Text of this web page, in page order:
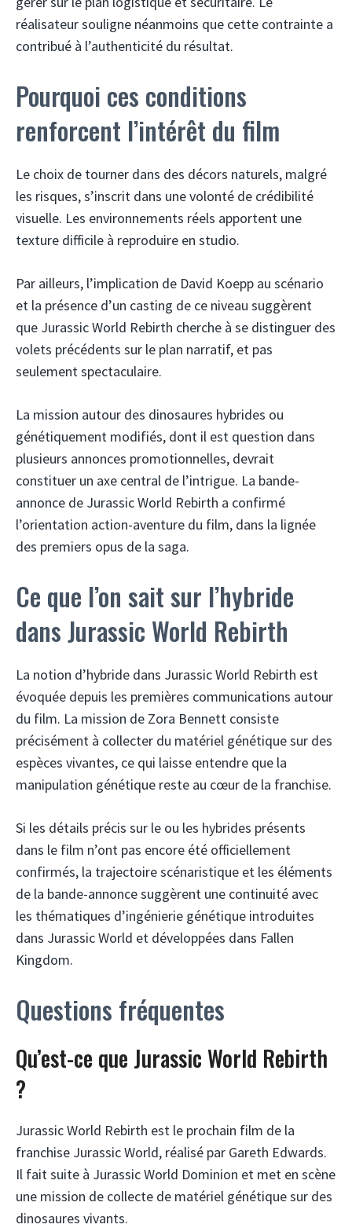
réalisateur souligne néanmoins que cette contrainte a
contribué à l’authenticité du résultat.
Pourquoi ces conditions
renforcent l’intérêt du film
Le choix de tourner dans des décors naturels, malgré
les risques, s’inscrit dans une volonté de crédibilité
visuelle. Les environnements réels apportent une
texture difficile à reproduire en studio.
Par ailleurs, l’implication de David Koepp au scénario
et la présence d’un casting de ce niveau suggèrent
que Jurassic World Rebirth cherche à se distinguer des
volets précédents sur le plan narratif, et pas
seulement spectaculaire.
La mission autour des dinosaures hybrides ou
génétiquement modifiés, dont il est question dans
plusieurs annonces promotionnelles, devrait
constituer un axe central de l’intrigue. La bande-
annonce de Jurassic World Rebirth a confirmé
l’orientation action-aventure du film, dans la lignée
des premiers opus de la saga.
Ce que l’on sait sur l’hybride
dans Jurassic World Rebirth
La notion d’hybride dans Jurassic World Rebirth est
évoquée depuis les premières communications autour
du film. La mission de Zora Bennett consiste
précisément à collecter du matériel génétique sur des
espèces vivantes, ce qui laisse entendre que la
manipulation génétique reste au cœur de la franchise.
Si les détails précis sur le ou les hybrides présents
dans le film n’ont pas encore été officiellement
confirmés, la trajectoire scénaristique et les éléments
de la bande-annonce suggèrent une continuité avec
les thématiques d’ingénierie génétique introduites
dans Jurassic World et développées dans Fallen
Kingdom.
Questions fréquentes
Qu’est-ce que Jurassic World Rebirth
?
Jurassic World Rebirth est le prochain film de la
franchise Jurassic World, réalisé par Gareth Edwards.
Il fait suite à Jurassic World Dominion et met en scène
une mission de collecte de matériel génétique sur des
dinosaures vivants.